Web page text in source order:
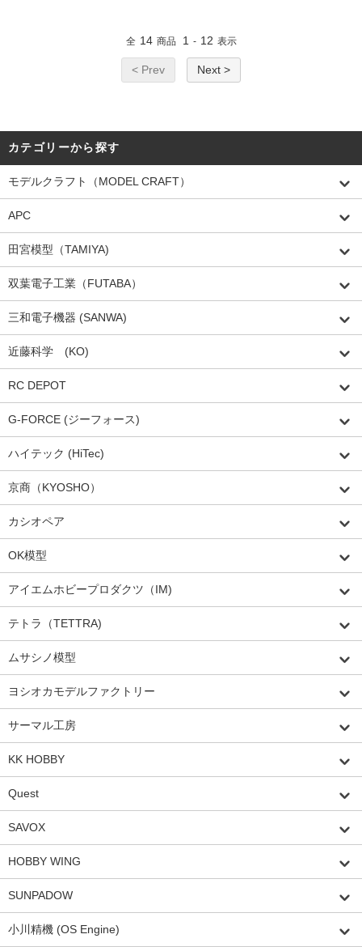
全 14 商品 1 - 12 表示
< Prev Next >
カテゴリーから探す
モデルクラフト（MODEL CRAFT）
APC
田宮模型（TAMIYA)
双葉電子工業（FUTABA）
三和電子機器 (SANWA)
近藤科学 (KO)
RC DEPOT
G-FORCE (ジーフォース)
ハイテック (HiTec)
京商（KYOSHO）
カシオペア
OK模型
アイエムホビープロダクツ（IM)
テトラ（TETTRA)
ムサシノ模型
ヨシオカモデルファクトリー
サーマル工房
KK HOBBY
Quest
SAVOX
HOBBY WING
SUNPADOW
小川精機 (OS Engine)